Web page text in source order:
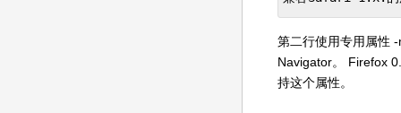
第二行使用专用属性
Navigator。 Firefox
持这个属性。